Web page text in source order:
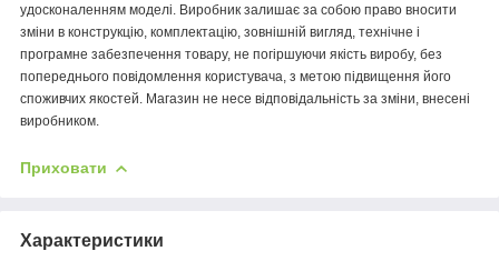
удосконаленням моделі. Виробник залишає за собою право вносити
зміни в конструкцію, комплектацію, зовнішній вигляд, технічне і
програмне забезпечення товару, не погіршуючи якість виробу, без
попереднього повідомлення користувача, з метою підвищення його
споживчих якостей. Магазин не несе відповідальність за зміни, внесені
виробником.
Приховати
Характеристики